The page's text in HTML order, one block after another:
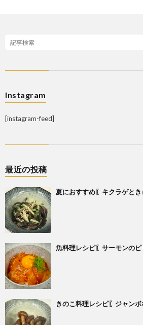
Instagram
[instagram-feed]
最近の投稿
夏におすすめ〖キクラゲとき
魚料理レシピ〖サーモンのピ
きのこ料理レシピ〖ジャンボ